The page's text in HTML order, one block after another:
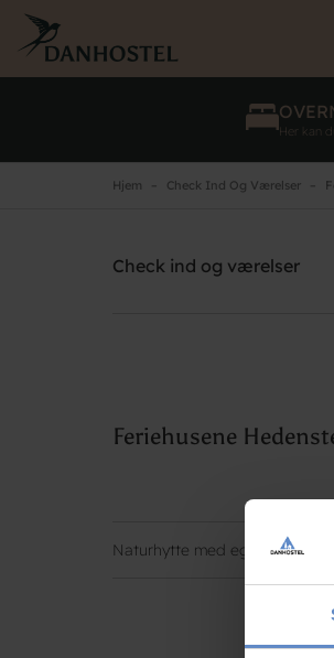
main
content
Her kan
Feriehusene Hedensted
Brug for hjælp? Ring75891899
Hjem Check Ind Og Værelser
Check ind og værelser
Feriehusene
Naturhytte med eget bad/